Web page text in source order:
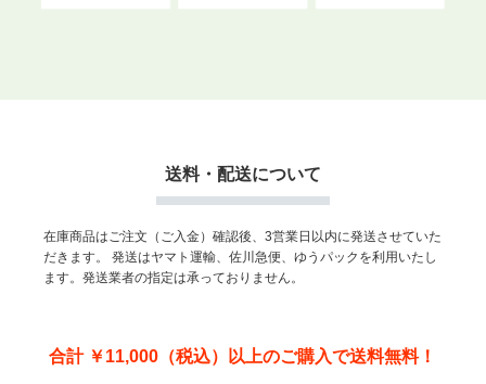
送料・配送について
在庫商品はご注文（ご入金）確認後、3営業日以内に発送させていた
だきます。
発送はヤマト運輸、佐川急便、ゆうパックを利用いたし
ます。発送業者の指定は承っておりません。
合計 ￥11,000（税込）以上のご購入で送料無料！